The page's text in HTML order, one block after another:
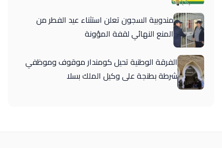
مندوبية السجون تعلن استثناء عيد الفطر من
المنع النهائي لقفة المؤونة
الفرقة الوطنية تحيل كومندار موقوف وموظفي
شرطة بطنجة على وكيل الملك بسلا